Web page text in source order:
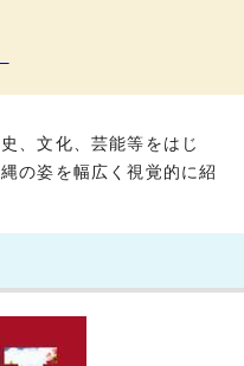
、文化、芸能等をはじ
の姿を幅広く視覚的に紹